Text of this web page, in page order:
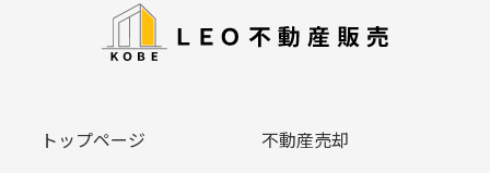
トップページ 不動産売却